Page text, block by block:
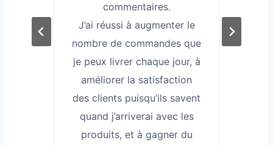
commentaires.
J’ai réussi à augmenter le
nombre de commandes que
je peux livrer chaque jour, à
améliorer la satisfaction
des clients puisqu’ils savent
quand j’arriverai avec les
produits, et à gagner du